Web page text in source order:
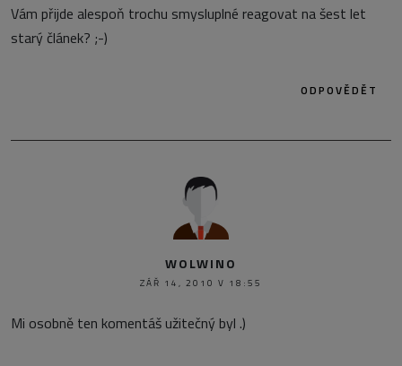
Vám přijde alespoň trochu smysluplné reagovat na šest let
starý článek? ;-)
ODPOVĚDĚT
WOLWINO
ZÁŘ 14, 2010 V 18:55
Mi osobně ten komentáš užitečný byl .)